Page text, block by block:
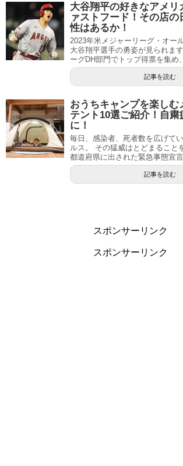
大谷翔平の好きなアメリ
ァストフード！その店
性はあるか！
2023年米メジャーリーグ・オー
大谷翔平選手の勇姿が見られま
ーグDH部門でトップ得票を集め
記事を読む
おうちキャンプを楽しむ
テント10選ご紹介！自
に！
毎日、感染者、死者数を広げて
ルス。 その猛威はとどまること
都道府県に出された緊急事態宣言
記事を読む
スポンサーリンク
スポンサーリンク